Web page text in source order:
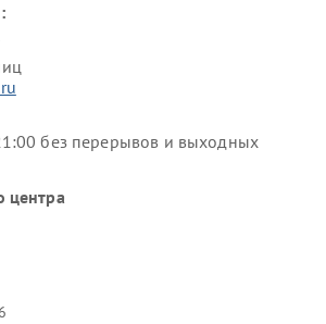
без перерывов и выходных
центра